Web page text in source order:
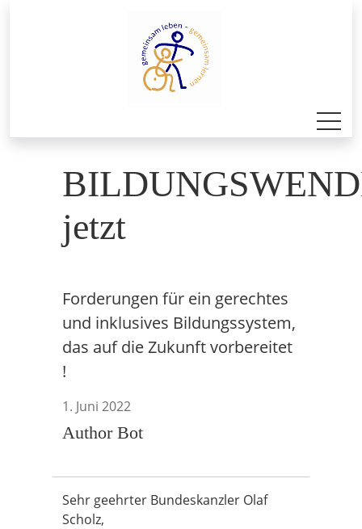
jetzt
Forderungen für ein gerechtes
und inklusives Bildungssystem,
das auf die Zukunft vorbereitet
!
1. Juni 2022
Author Bot
Sehr geehrter Bundeskanzler Olaf
Scholz,